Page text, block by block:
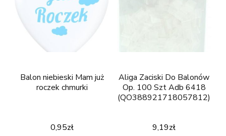
Balon niebieski Mam już
roczek chmurki
0,95zł
Aliga Zaciski Do Balonów
Op. 100 Szt Adb 6418
(QO388921718057812)
9,19zł